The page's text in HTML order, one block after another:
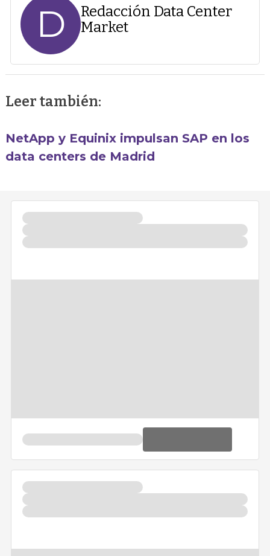
D
Redacción Data Center
Market
Leer también:
NetApp y Equinix impulsan SAP en los
data centers de Madrid